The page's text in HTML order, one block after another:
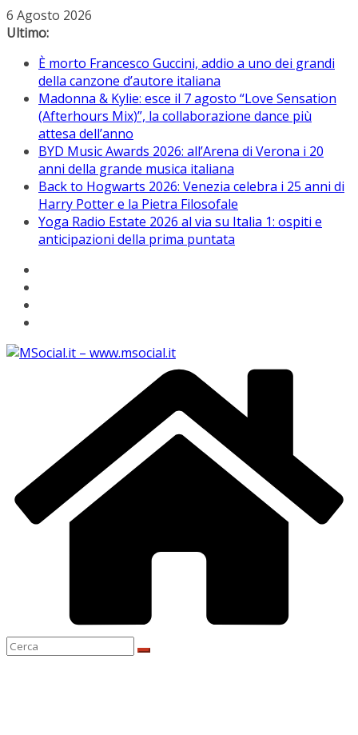
Salta
al
6 Agosto 2026
Ultimo:
È morto Francesco Guccini, addio a uno dei grandi
della canzone d’autore italiana
Madonna & Kylie: esce il 7 agosto “Love Sensation
(Afterhours Mix)”, la collaborazione dance più
attesa dell’anno
BYD Music Awards 2026: all’Arena di Verona i 20
anni della grande musica italiana
Back to Hogwarts 2026: Venezia celebra i 25 anni di
Harry Potter e la Pietra Filosofale
Yoga Radio Estate 2026 al via su Italia 1: ospiti e
anticipazioni della prima puntata